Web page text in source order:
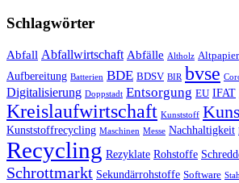
Schlagwörter
Abfall Abfallwirtschaft Abfälle Altholz Altpapier
Aufbereitung Batterien BDE BDSV BIR bvse
Digitalisierung Doppstadt Entsorgung EU IFAT
Kreislaufwirtschaft Kunststoff
Kunststoffrecycling Maschinen Messe Nachhaltigkeit
Recycling Rezyklate Rohstoffe
Schrottmarkt Sekundärrohstoffe Software